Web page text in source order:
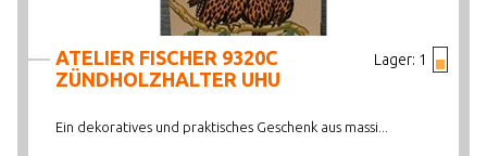
Lager: 1
ATELIER FISCHER 9320C
ZÜNDHOLZHALTER UHU
Ein dekoratives und praktisches Geschenk aus massi...